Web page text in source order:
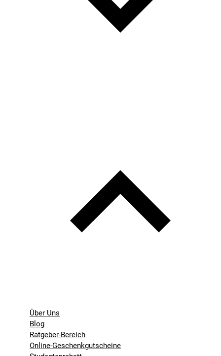
Über Uns
Blog
Ratgeber-Bereich
Online-Geschenkgutscheine